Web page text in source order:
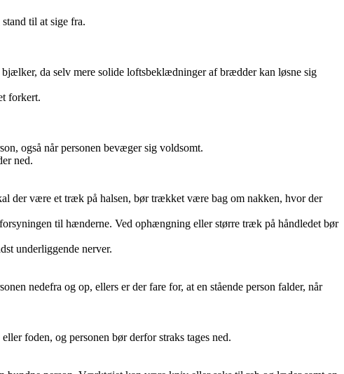
til at sige fra.
da selv mere solide loftsbeklædninger af brædder kan løsne sig
forkert.
også når personen bevæger sig voldsomt.
ned.
der være et træk på halsen, bør trækket være bag om nakken, hvor der
til hænderne. Ved ophængning eller større træk på håndledet bør
underliggende nerver.
nedefra og op, ellers er der fare for, at en stående person falder, når
foden, og personen bør derfor straks tages ned.